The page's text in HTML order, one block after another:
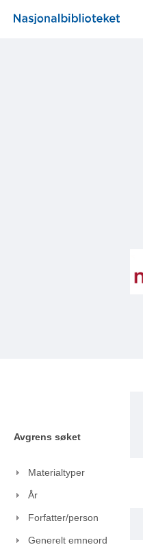
Avgrens søket
Materialtyper
År
Forfatter/person
Generelt emneord